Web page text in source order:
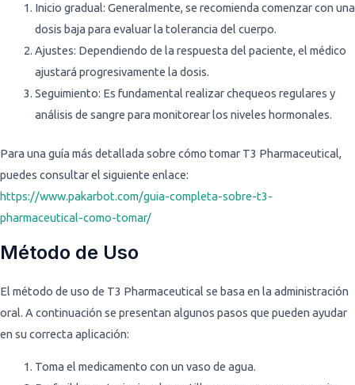
Inicio gradual: Generalmente, se recomienda comenzar con una
dosis baja para evaluar la tolerancia del cuerpo.
Ajustes: Dependiendo de la respuesta del paciente, el médico
ajustará progresivamente la dosis.
Seguimiento: Es fundamental realizar chequeos regulares y
análisis de sangre para monitorear los niveles hormonales.
Para una guía más detallada sobre cómo tomar T3 Pharmaceutical,
puedes consultar el siguiente enlace:
https://www.pakarbot.com/guia-completa-sobre-t3-
pharmaceutical-como-tomar/
Método de Uso
El método de uso de T3 Pharmaceutical se basa en la administración
oral. A continuación se presentan algunos pasos que pueden ayudar
en su correcta aplicación:
Toma el medicamento con un vaso de agua.